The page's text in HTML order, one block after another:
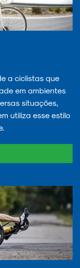
a ciclistas que
em ambientes
situações,
utiliza esse estilo